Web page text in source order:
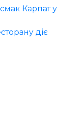
Карпат у
діє